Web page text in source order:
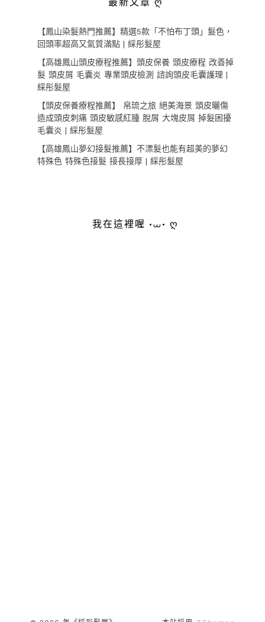
最新文章 ღ
【鳳山染髮熱門推薦】精選5款「不怕布丁頭」髮色，
回頭率超高又氣質滿點 | 綵彤髮屋
【高雄鳳山頭皮療程推薦】頭皮保養 頭皮療程 改善掉
髮 頭皮屑 毛囊炎 專業頭皮檢測 諮詢頭皮毛囊護理 |
綵彤髮屋
【頭皮保養療程推薦】 帛琉之旅 絕美海景 頭皮曬傷
造成頭皮刺痛 頭皮敏感紅腫 脫屑 大塊皮屑 掉髮困擾
毛囊炎 | 綵彤髮屋
【高雄鳳山夢幻接髮推薦】不漂髮也能有超美的夢幻
特殊色 特殊色接髮 接長接厚 | 綵彤髮屋
我在這裡喔 •⩊• ღ